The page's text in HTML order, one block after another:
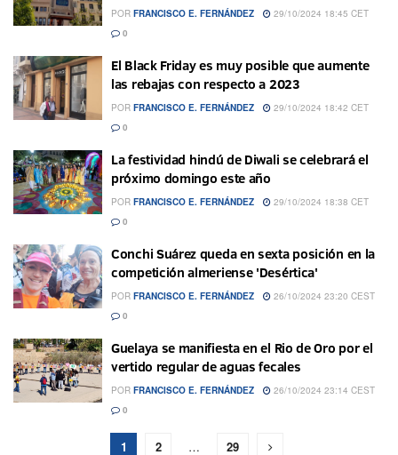
POR FRANCISCO E. FERNÁNDEZ
29/10/2024 18:45 CET
0
El Black Friday es muy posible que aumente
las rebajas con respecto a 2023
POR FRANCISCO E. FERNÁNDEZ
29/10/2024 18:42 CET
0
La festividad hindú de Diwali se celebrará el
próximo domingo este año
POR FRANCISCO E. FERNÁNDEZ
29/10/2024 18:38 CET
0
Conchi Suárez queda en sexta posición en la
competición almeriense 'Desértica'
POR FRANCISCO E. FERNÁNDEZ
26/10/2024 23:20 CEST
0
Guelaya se manifiesta en el Rio de Oro por el
vertido regular de aguas fecales
POR FRANCISCO E. FERNÁNDEZ
26/10/2024 23:14 CEST
0
1 2 … 29